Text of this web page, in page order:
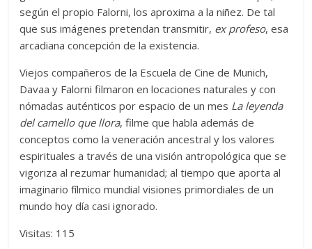
según el propio Falorni, los aproxima a la niñez. De tal
que sus imágenes pretendan transmitir, ex profeso, esa
arcadiana concepción de la existencia.
Viejos compañeros de la Escuela de Cine de Munich,
Davaa y Falorni filmaron en locaciones naturales y con
nómadas auténticos por espacio de un mes La leyenda
del camello que llora, filme que habla además de
conceptos como la veneración ancestral y los valores
espirituales a través de una visión antropológica que se
vigoriza al rezumar humanidad; al tiempo que aporta al
imaginario fílmico mundial visiones primordiales de un
mundo hoy día casi ignorado.
Visitas: 115